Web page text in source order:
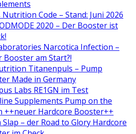
Nutrition Code – Stand: Juni 2026
2020 – Der Booster ist
Narcotica Infection –
Booster am Start?!
Titanenpuls – Pump
Made in Germany
Labs RE1GN im Test
Supplements Pump on the
++neuer Hardcore Booster++
– der Road to Glory Hardcore